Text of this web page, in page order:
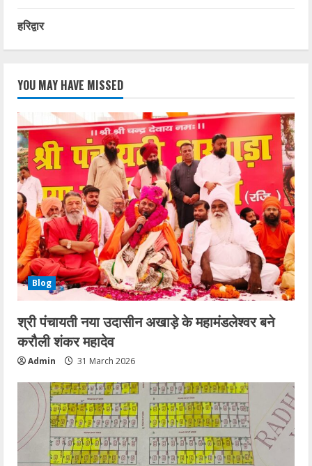
हरिद्वार
YOU MAY HAVE MISSED
Blog
श्री पंचायती नया उदासीन अखाड़े के महामंडलेश्वर बने
करौली शंकर महादेव
Admin 31 March 2026